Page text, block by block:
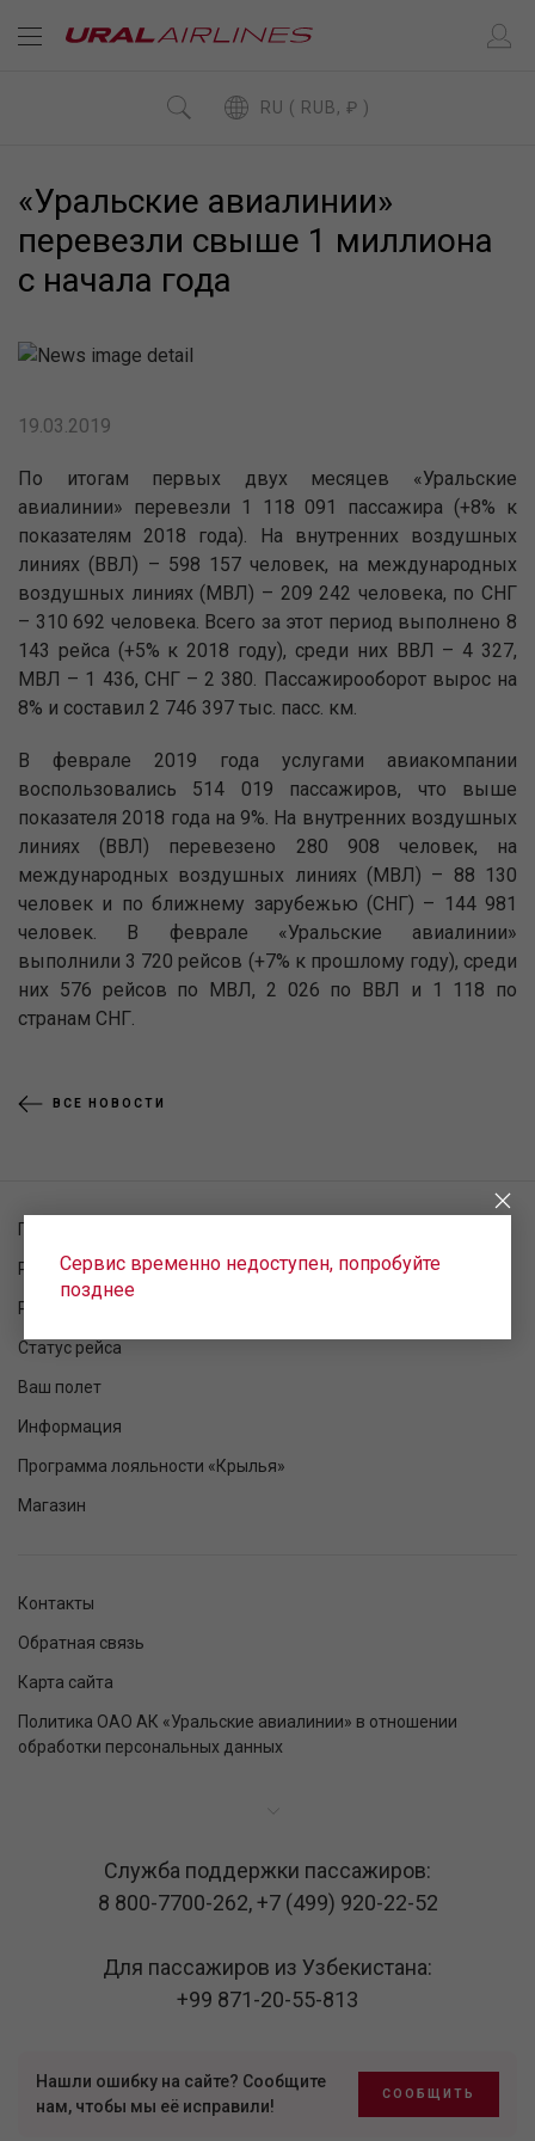
RU ( RUB, ₽ )
«Уральские авиалинии»
перевезли свыше 1 миллиона
с начала года
19.03.2019
По итогам первых двух месяцев «Уральские
авиалинии» перевезли 1 118 091 пассажира (+8% к
показателям 2018 года). На внутренних воздушных
линиях (ВВЛ) – 598 157 человек, на международных
воздушных линиях (МВЛ) – 209 242 человека, по СНГ
– 310 692 человека. Всего за этот период выполнено 8
143 рейса (+5% к 2018 году), среди них ВВЛ – 4 327,
МВЛ – 1 436, СНГ – 2 380. Пассажирооборот вырос на
8% и составил 2 746 397 тыс. пасс. км.
В феврале 2019 года услугами авиакомпании
воспользовались 514 019 пассажиров, что выше
показателя 2018 года на 9%. На внутренних воздушных
линиях (ВВЛ) перевезено 280 908 человек, на
международных воздушных линиях (МВЛ) – 88 130
человек и по ближнему зарубежью (СНГ) – 144 981
человек. В феврале «Уральские авиалинии»
выполнили 3 720 рейсов (+7% к прошлому году), среди
них 576 рейсов по МВЛ, 2 026 по ВВЛ и 1 118 по
странам СНГ.
ВСЕ НОВОСТИ
Сервис временно недоступен, попробуйте
позднее
Проверка заказа
Регистрация на рейс
Расписание рейсов
Статус рейса
Ваш полет
Информация
Программа лояльности «Крылья»
Магазин
Контакты
Обратная связь
Карта сайта
Политика ОАО АК «Уральские авиалинии» в отношении
обработки персональных данных
Служба поддержки пассажиров:
8 800-7700-262,+7 (499) 920-22-52
Для пассажиров из Узбекистана:
+99 871-20-55-813
Нашли ошибку на сайте? Сообщите
нам, чтобы мы её исправили!
СООБЩИТЬ